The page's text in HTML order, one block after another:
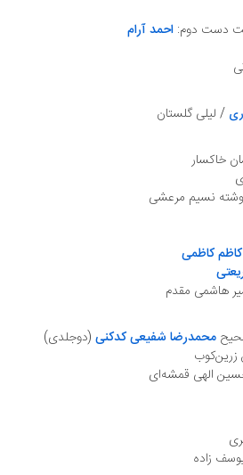
دست دوم: احمد آرام
/ لیلی گلستان
خاکسار
نسیم مرعشی
کاظمی
هاشمی مقدم
محمدرضا شفیعی کدکنی (دوجلدی)
زاده